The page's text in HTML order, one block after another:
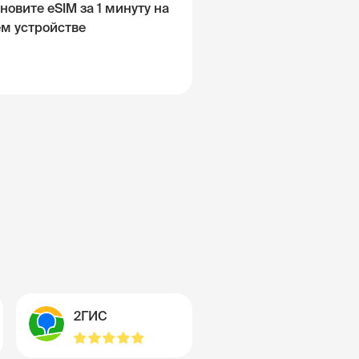
eSIM за 1 минуту на
устройстве
2ГИС